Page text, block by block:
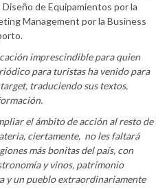
de Equipamientos por la
Management por la Business
imprescindible para quien
para turistas ha venido para
traduciendo sus textos,
el ámbito de acción al resto de
ciertamente, no les faltará
más bonitas del país, con
y vinos, patrimonio
y un pueblo extraordinariamente